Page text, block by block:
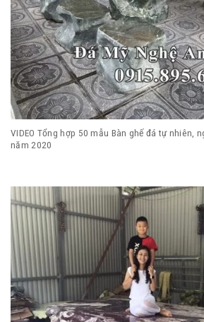
VIDEO Tổng hợp 50 mẫu Bàn ghế đá tự nhiên,
năm 2020